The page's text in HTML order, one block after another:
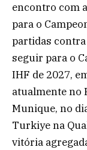
encontro com
para o
partidas
seguir para o
IHF de 2027,
atualmente no
Munique, no
Turkiye na
vitória